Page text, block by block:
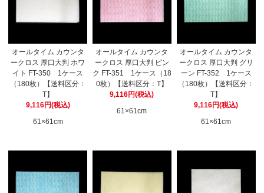
オールタイム カウンタ
ークロス 厚口大判 ホワ
イト FT-350 1ケース
（180枚）【送料区分：
T】
9,116円(税込)
61×61cm
オールタイム カウンタ
ークロス 厚口大判 ピン
ク FT-351 1ケース（18
0枚）【送料区分：T】
9,116円(税込)
61×61cm
オールタイム カウンタ
ークロス 厚口大判 グリ
ーン FT-352 1ケース
（180枚）【送料区分：
T】
9,116円(税込)
61×61cm